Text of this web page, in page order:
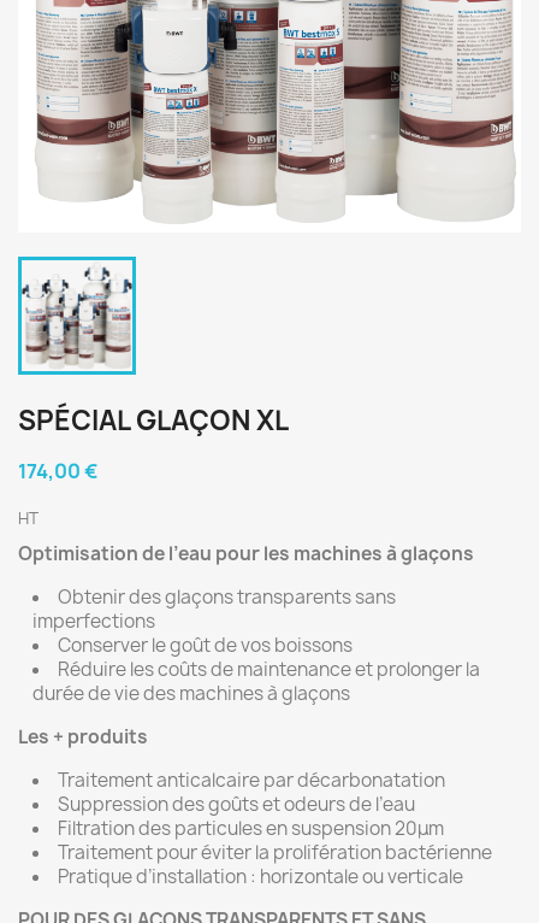
SPÉCIAL GLAÇON XL
174,00 €
HT
Optimisation de l’eau pour les machines à glaçons
Obtenir des glaçons transparents sans
imperfections
Conserver le goût de vos boissons
Réduire les coûts de maintenance et prolonger la
durée de vie des machines à glaçons
Les + produits
Traitement anticalcaire par décarbonatation
Suppression des goûts et odeurs de l’eau
Filtration des particules en suspension 20μm
Traitement pour éviter la prolifération bactérienne
Pratique d’installation : horizontale ou verticale